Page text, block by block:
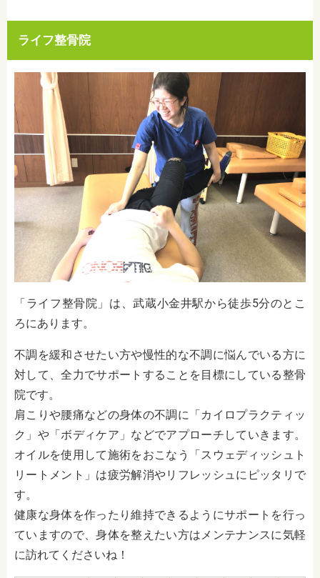
ライフ整骨院
「ライフ整骨院」は、武蔵小金井駅から徒歩5分のとこ
ろにあります。
不調を緩和させたい方や慢性的な不調に悩んでいる方に
対して、全力でサポートすることを目標にしている整骨
院です。
肩こりや腰痛などの身体の不調に「カイロプラクティッ
ク」や「ボディケア」などでアプローチしていきます。
オイルを使用して施術をおこなう「スウェディッシュト
リートメント」は疲労解消やリフレッシュにピッタリで
す。
健康な身体を作ったり維持できるようにサポートを行っ
ていますので、身体を整えたい方はメンテナンスに気軽
に訪れてくださいね！